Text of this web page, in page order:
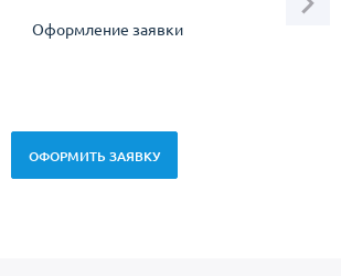
Оформление заявки
ОФОРМИТЬ ЗАЯВКУ